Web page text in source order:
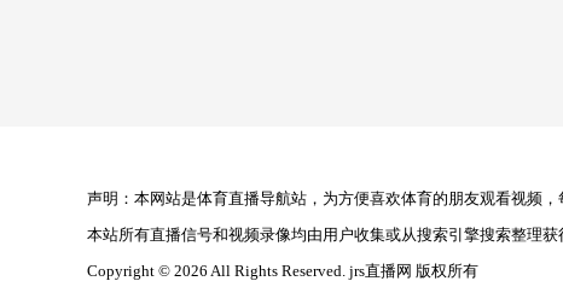
声明：本网站是体育直播导航站，为方便喜欢体育的朋友观看视频
本站所有直播信号和视频录像均由用户收集或从搜索引擎搜索整理
Copyright © 2026 All Rights Reserved. jrs直播网 版权所有